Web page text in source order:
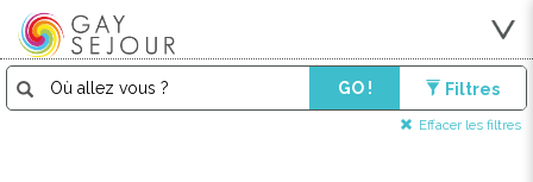
GO ! Filtres
Effacer les filtres